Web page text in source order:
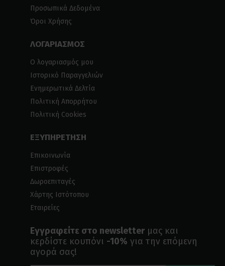
Προσωπικά Δεδομένα
Όροι Χρήσης
ΛΟΓΑΡΙΑΣΜΟΣ
Ο λογαριασμός μου
Ιστορικό Παραγγελιών
Ενημερωτικά Δελτία
Πολιτική Απορρήτου
Πολιτική Cookies
ΕΞΥΠΗΡΕΤΗΣΗ
Επικοινωνία
Επιστροφές
Δωροεπιταγές
Χάρτης Ιστότοπου
Εταιρείες
Εγγραφείτε στο newsletter μας και
κερδίστε κουπόνι -10% για την επόμενη
αγορά σας!